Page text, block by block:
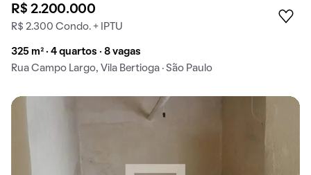
R$ 2.200.000
R$ 2.300 Condo. + IPTU
325 m² · 4 quartos · 8 vagas
Rua Campo Largo, Vila Bertioga · São Paulo